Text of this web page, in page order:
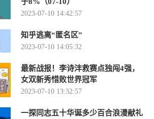
2023-07-10 14:42:57
知乎逃离“匿名区”
2023-07-10 14:05:32
最新战报！李诗沣救赛点独闯4强，
女双新秀惜败世界冠军
2023-07-10 13:32:57
一探同志五十华诞多少百合浪漫献礼